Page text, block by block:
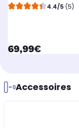
4.4/5 (5)
currentPrice
69,99€
Accessoires